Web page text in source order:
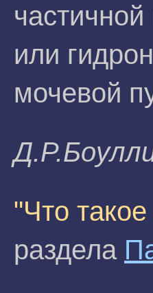
или
мочевой
"Что
раздела